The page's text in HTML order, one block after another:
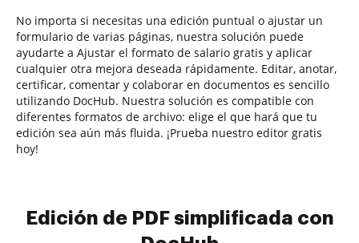
No importa si necesitas una edición puntual o ajustar un
formulario de varias páginas, nuestra solución puede
ayudarte a Ajustar el formato de salario gratis y aplicar
cualquier otra mejora deseada rápidamente. Editar, anotar,
certificar, comentar y colaborar en documentos es sencillo
utilizando DocHub. Nuestra solución es compatible con
diferentes formatos de archivo: elige el que hará que tu
edición sea aún más fluida. ¡Prueba nuestro editor gratis
hoy!
Edición de PDF simplificada con